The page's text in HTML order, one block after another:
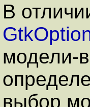
В
модели-
выбор